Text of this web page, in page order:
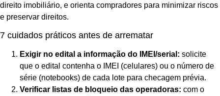
direito imobiliário, e orienta compradores para minimizar riscos
e preservar direitos.
7 cuidados práticos antes de arrematar
Exigir no edital a informação do IMEI/serial: solicite
que o edital contenha o IMEI (celulares) ou o número de
série (notebooks) de cada lote para checagem prévia.
Verificar listas de bloqueio das operadoras: com o